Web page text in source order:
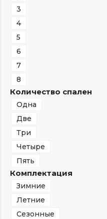
3
4
5
6
7
8
Количество спален
Одна
Две
Три
Четыре
Пять
Комплектация
Зимние
Летние
Сезонные